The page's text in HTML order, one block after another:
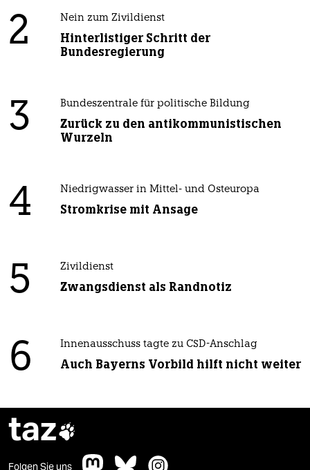
2 Nein zum Zivildienst
Hinterlistiger Schritt der
Bundesregierung
3 Bundeszentrale für politische Bildung
Zurück zu den antikommunistischen
Wurzeln
4 Niedrigwasser in Mittel- und Osteuropa
Stromkrise mit Ansage
5 Zivildienst
Zwangsdienst als Randnotiz
6 Innenausschuss tagte zu CSD-Anschlag
Auch Bayerns Vorbild hilft nicht weiter
taz
Folgen Sie uns